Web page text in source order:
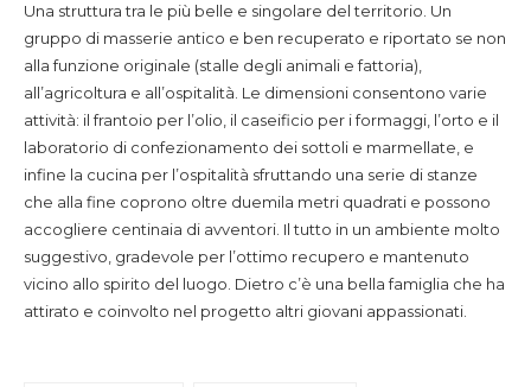
Una struttura tra le più belle e singolare del territorio. Un
gruppo di masserie antico e ben recuperato e riportato se non
alla funzione originale (stalle degli animali e fattoria),
all’agricoltura e all’ospitalità. Le dimensioni consentono varie
attività: il frantoio per l’olio, il caseificio per i formaggi, l’orto e il
laboratorio di confezionamento dei sottoli e marmellate, e
infine la cucina per l’ospitalità sfruttando una serie di stanze
che alla fine coprono oltre duemila metri quadrati e possono
accogliere centinaia di avventori. Il tutto in un ambiente molto
suggestivo, gradevole per l’ottimo recupero e mantenuto
vicino allo spirito del luogo. Dietro c’è una bella famiglia che ha
attirato e coinvolto nel progetto altri giovani appassionati.